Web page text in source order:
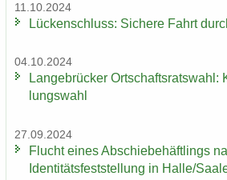
11.10.2024
Lü­cken­schluss: Si­che­re Fahrt
04.10.2024
Lan­ge­brü­cker
lungs­wahl
27.09.2024
Flucht eines Ab­schie­be­häft­lings
Iden­ti­täts­fest­stel­lung in Halle/